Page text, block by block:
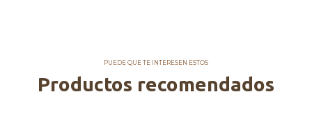
• 2 Mandos de calorPUEDE QUE TE INTERESEN ESTOS
Productos recomendados